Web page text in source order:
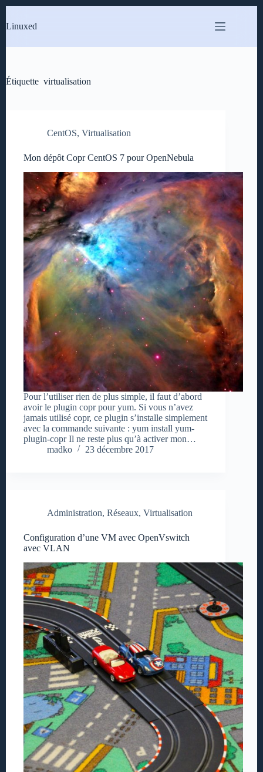
au
contenu
Linuxed
Étiquette virtualisation
CentOS, Virtualisation
Mon dépôt Copr CentOS 7 pour OpenNebula
Pour l’utiliser rien de plus simple, il faut d’abord
avoir le plugin copr pour yum. Si vous n’avez
jamais utilisé copr, ce plugin s’installe simplement
avec la commande suivante : yum install yum-
plugin-copr Il ne reste plus qu’à activer mon…
madko
23 décembre 2017
Administration, Réseaux, Virtualisation
Configuration d’une VM avec OpenVswitch
avec VLAN